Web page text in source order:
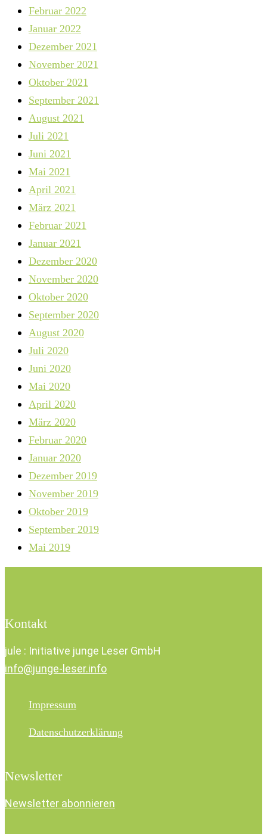
Februar 2022
Januar 2022
Dezember 2021
November 2021
Oktober 2021
September 2021
August 2021
Juli 2021
Juni 2021
Mai 2021
April 2021
März 2021
Februar 2021
Januar 2021
Dezember 2020
November 2020
Oktober 2020
September 2020
August 2020
Juli 2020
Juni 2020
Mai 2020
April 2020
März 2020
Februar 2020
Januar 2020
Dezember 2019
November 2019
Oktober 2019
September 2019
Mai 2019
Kontakt
jule : Initiative junge Leser GmbH
info@junge-leser.info
Impressum
Datenschutzerklärung
Newsletter
Newsletter abonnieren